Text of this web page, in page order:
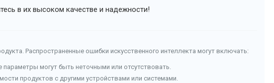
в их высоком качестве и надежности!
Распространенные ошибки искусственного интеллекта могут включать:
параметры могут быть неточными или отсутствовать.
продуктов с другими устройствами или системами.